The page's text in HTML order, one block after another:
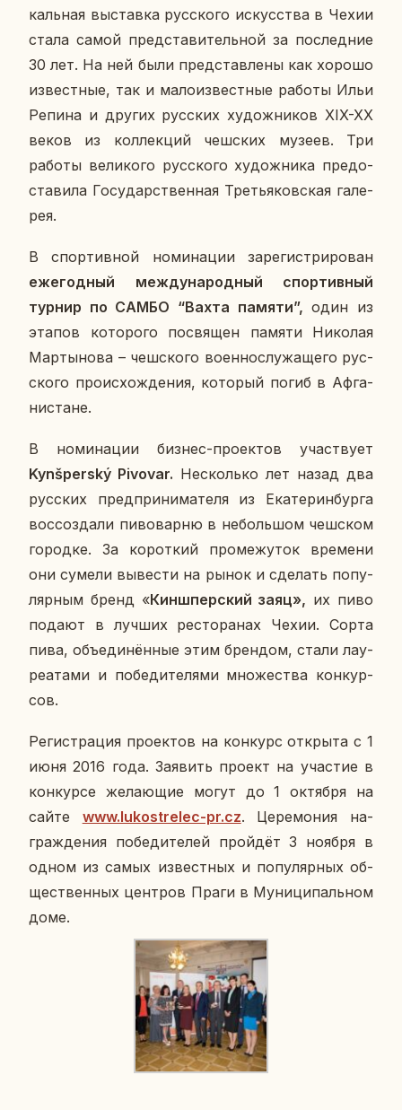
каль­ная вы­став­ка рус­ско­го ис­кус­ства в Чехии
стала самой пред­ста­ви­тель­ной за по­след­ние
30 лет. На ней были пред­став­ле­ны как хорошо
из­вест­ные, так и ма­ло­из­вест­ные работы Ильи
Репина и других рус­ских ху­дож­ни­ков XIX-XX
веков из кол­лек­ций чеш­ских музеев. Три
работы ве­ли­ко­го рус­ско­го ху­дож­ни­ка предо­
ста­ви­ла Го­су­дар­ствен­ная Тре­тья­ков­ская га­ле­
рея.
В спор­тив­ной но­ми­на­ции за­ре­ги­стри­ро­ван
еже­год­ный меж­ду­на­род­ный спор­тив­ный
турнир по САМБО “Вахта памяти”, один из
этапов ко­то­ро­го по­свя­щен памяти Ни­ко­лая
Мар­ты­но­ва – чеш­ско­го во­ен­но­слу­жа­ще­го рус­
ско­го про­ис­хож­де­ния, ко­то­рый погиб в Аф­га­
ни­стане.
В но­ми­на­ции бизнес-про­ек­тов участ­ву­ет
Kynšperský Pivovar. Несколь­ко лет назад два
рус­ских пред­при­ни­ма­те­ля из Ека­те­рин­бур­га
вос­со­зда­ли пи­во­вар­ню в неболь­шом чеш­ском
го­род­ке. За ко­рот­кий про­ме­жу­ток вре­ме­ни
они сумели вы­ве­сти на рынок и сде­лать по­пу­
ляр­ным бренд «Кин­шпер­ский заяц», их пиво
подают в лучших ре­сто­ра­нах Чехии. Сорта
пива, объ­еди­нён­ные этим брен­дом, стали ла­у­
ре­а­та­ми и по­бе­ди­те­ля­ми мно­же­ства кон­кур­
сов.
Ре­ги­стра­ция про­ек­тов на кон­курс от­кры­та с 1
июня 2016 года. За­явить проект на уча­стие в
кон­кур­се же­ла­ю­щие могут до 1 ок­тяб­ря на
сайте www.lukostrelec-pr.cz. Це­ре­мо­ния на­
граж­де­ния по­бе­ди­те­лей прой­дёт 3 ноября в
одном из самых из­вест­ных и по­пу­ляр­ных об­
ще­ствен­ных цен­тров Праги в Му­ни­ци­паль­ном
доме.